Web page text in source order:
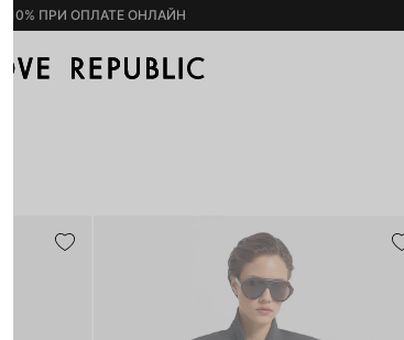
– 10% ПРИ ОПЛАТЕ ОНЛАЙН